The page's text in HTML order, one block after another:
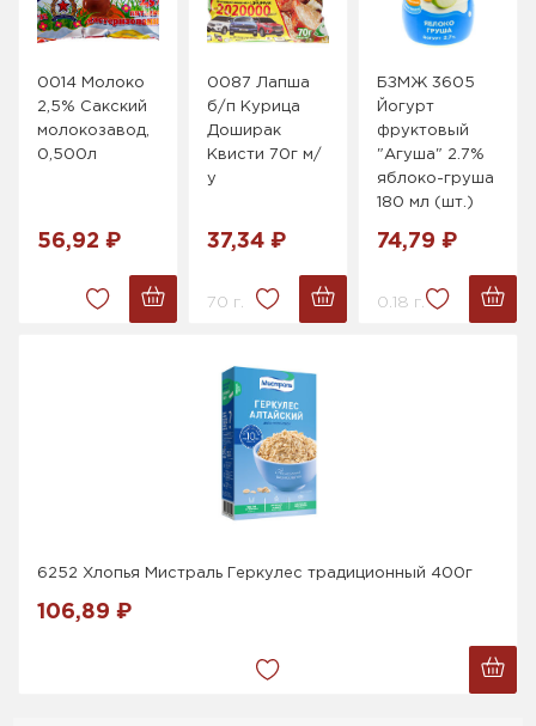
0014 Молоко
2,5% Сакский
молокозавод,
0,500л
56,92 ₽
0087 Лапша
б/п Курица
Доширак
Квисти 70г м/
у
37,34 ₽
70 г.
БЗМЖ 3605
Йогурт
фруктовый
"Агуша" 2.7%
яблоко-груша
180 мл (шт.)
74,79 ₽
0.18 г.
6252 Хлопья Мистраль Геркулес традиционный 400г
106,89 ₽